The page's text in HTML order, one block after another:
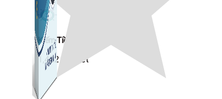
Kiếm Tiền MMO
1,422 bài viết